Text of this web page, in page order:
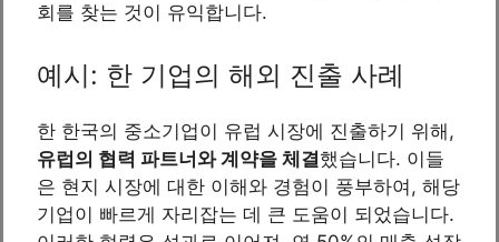
회를 찾는 것이 유익합니다.
예시: 한 기업의 해외 진출 사례
한 한국의 중소기업이 유럽 시장에 진출하기 위해,
유럽의 협력 파트너와 계약을 체결했습니다. 이들
은 현지 시장에 대한 이해와 경험이 풍부하여, 해당
기업이 빠르게 자리잡는 데 큰 도움이 되었습니다.